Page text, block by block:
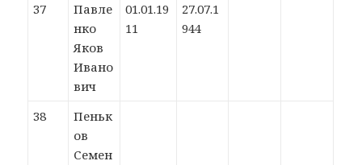
37
Павле
нко
Яков
Ивано
вич
01.01.19
11
27.07.1
944
38
Пеньк
ов
Семен